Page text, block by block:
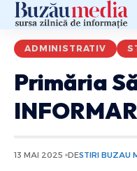
ADMINISTRATIV
Primăria
13 MAI 2025 DESTIRI BUZAU